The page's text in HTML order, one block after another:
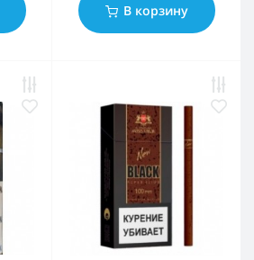
В корзину